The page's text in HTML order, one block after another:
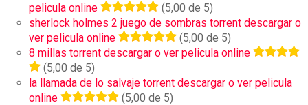
pelicula online
(5,00 de 5)
sherlock holmes 2 juego de sombras torrent descargar o
ver pelicula online
(5,00 de 5)
8 millas torrent descargar o ver pelicula online
(5,00 de 5)
la llamada de lo salvaje torrent descargar o ver pelicula
online
(5,00 de 5)